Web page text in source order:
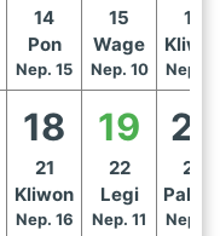
14
Pon
Nep. 15
15
Wage
Nep. 10
16
Nep.
18
21
Kliwon
Nep. 16
19
22
Legi
Nep. 11
20
23
Nep.